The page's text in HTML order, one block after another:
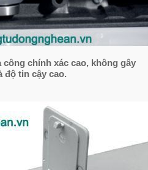
chính xác cao, không gây
độ tin cậy cao.